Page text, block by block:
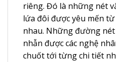
riêng. Đó là những nét
lứa đôi được yêu mến
nhau. Những đường
nhẫn được các nghệ
chuốt tới từng chi tiết